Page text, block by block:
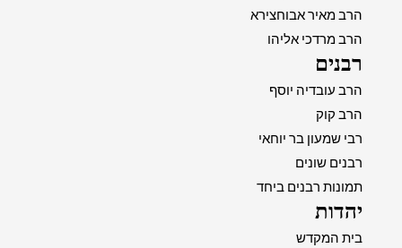
הרב מאיר אבוחצירא
הרב מרדכי אליהו
רבנים
הרב עובדיה יוסף
הרב קוק
רבי שמעון בר יוחאי
רבנים שונים
תמונות רבנים ביחד
יהדות
בית המקדש